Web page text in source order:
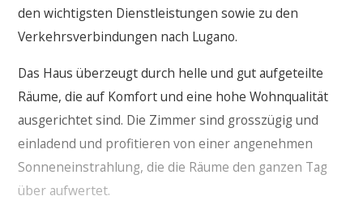
den wichtigsten Dienstleistungen sowie zu den
Verkehrsverbindungen nach Lugano.
Das Haus überzeugt durch helle und gut aufgeteilte
Räume, die auf Komfort und eine hohe Wohnqualität
ausgerichtet sind. Die Zimmer sind grosszügig und
einladend und profitieren von einer angenehmen
Sonneneinstrahlung, die die Räume den ganzen Tag
über aufwertet.